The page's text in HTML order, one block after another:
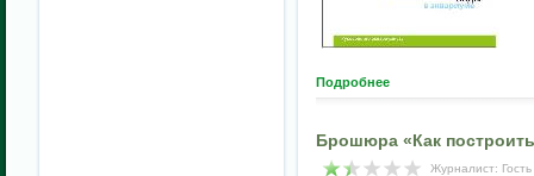
Подробнее
Брошюра «Как
Журналист: